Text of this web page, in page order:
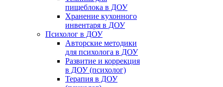
пищеблока в ДОУ
Хранение кухонного
инвентаря в ДОУ
Психолог в ДОУ
Авторские методики
для психолога в ДОУ
Развитие и коррекция
в ДОУ (психолог)
Терапия в ДОУ